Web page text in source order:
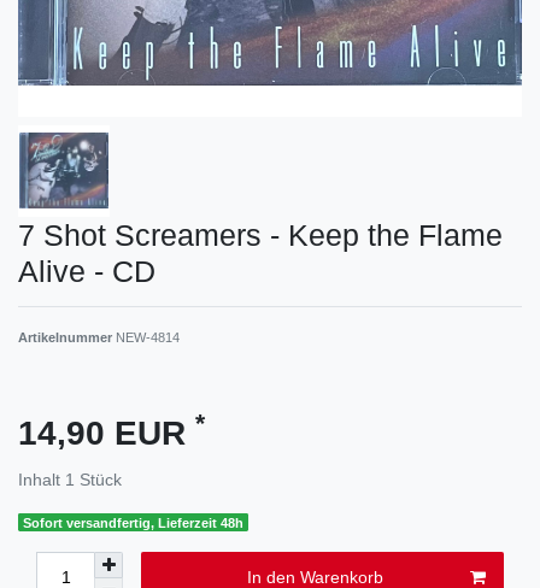
7 Shot Screamers - Keep the Flame
Alive - CD
Artikelnummer NEW-4814
14,90 EUR *
Inhalt 1 Stück
Sofort versandfertig, Lieferzeit 48h
In den Warenkorb